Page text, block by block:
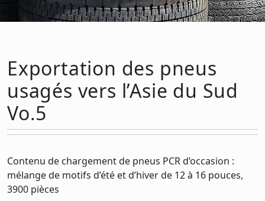
Exportation des pneus
usagés vers l’Asie du Sud
Vo.5
Contenu de chargement de pneus PCR d’occasion :
mélange de motifs d’été et d’hiver de 12 à 16 pouces,
3900 pièces